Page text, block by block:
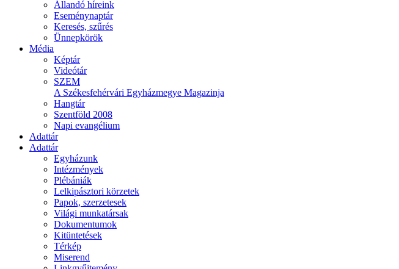
Állandó híreink
Eseménynaptár
Keresés, szűrés
Ünnepkörök
Média
Képtár
Videótár
SZEM
A Székesfehérvári Egyházmegye Magazinja
Hangtár
Szentföld 2008
Napi evangélium
Adattár
Adattár
Egyházunk
Intézmények
Plébániák
Lelkipásztori körzetek
Papok, szerzetesek
Világi munkatársak
Dokumentumok
Kitüntetések
Térkép
Miserend